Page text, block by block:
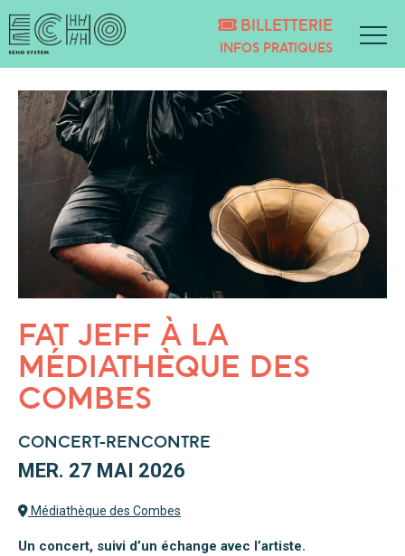
BILLETTERIE
INFOS PRATIQUES
FAT JEFF À LA
MÉDIATHÈQUE DES
COMBES
CONCERT-RENCONTRE
MER. 27 MAI 2026
Médiathèque des Combes
Un concert, suivi d’un échange avec l’artiste.